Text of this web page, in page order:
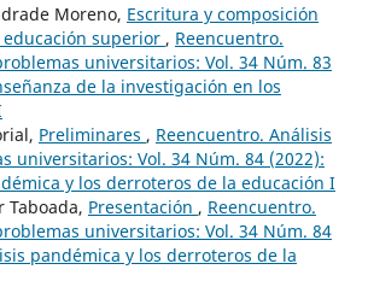
Moreno, Escritura y composición
superior , Reencuentro.
universitarios: Vol. 34 Núm. 83
de la investigación en los
Preliminares , Reencuentro. Análisis
universitarios: Vol. 34 Núm. 84 (2022):
y los derroteros de la educación I
Taboada, Presentación , Reencuentro.
universitarios: Vol. 34 Núm. 84
pandémica y los derroteros de la